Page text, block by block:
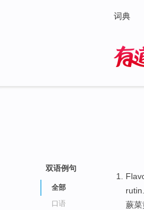
词典
双语例句
全部
口语
rutin
蕨菜